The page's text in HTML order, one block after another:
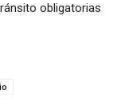
obligatorias